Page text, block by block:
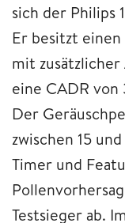
sich der Philips
Er besitzt
mit
eine CADR
Der
zwischen 15
Timer und
Testsieger ab.